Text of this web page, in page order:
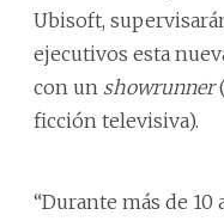
Ubisoft,
ejecutivos esta
con un showrunner
ficción televisiva).
“Durante más de